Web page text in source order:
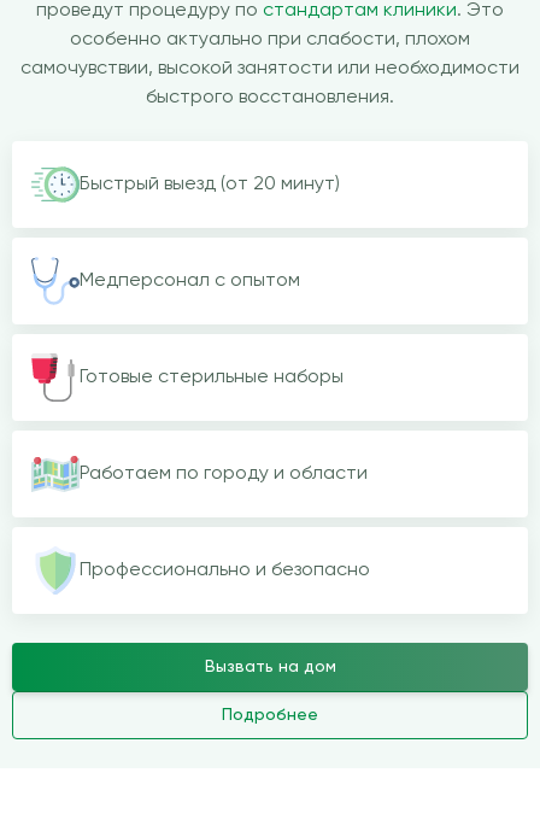
проведут процедуру по стандартам клиники. Это
особенно актуально при слабости, плохом
самочувствии, высокой занятости или необходимости
быстрого восстановления.
Быстрый выезд (от 20 минут)
Медперсонал с опытом
Готовые стерильные наборы
Работаем по городу и области
Профессионально и безопасно
Вызвать на дом
Подробнее